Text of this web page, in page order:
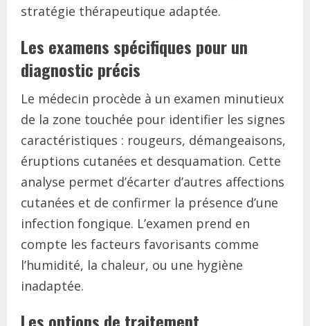
stratégie thérapeutique adaptée.
Les examens spécifiques pour un
diagnostic précis
Le médecin procède à un examen minutieux
de la zone touchée pour identifier les signes
caractéristiques : rougeurs, démangeaisons,
éruptions cutanées et desquamation. Cette
analyse permet d’écarter d’autres affections
cutanées et de confirmer la présence d’une
infection fongique. L’examen prend en
compte les facteurs favorisants comme
l’humidité, la chaleur, ou une hygiène
inadaptée.